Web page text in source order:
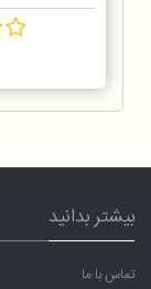
بیشتر بدانید
تماس با ما